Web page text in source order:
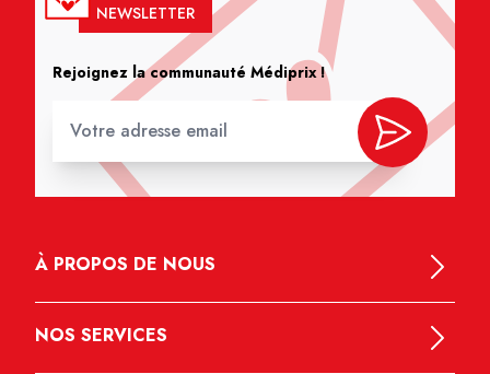
NEWSLETTER
Rejoignez la communauté Médiprix !
À PROPOS DE NOUS
NOS SERVICES